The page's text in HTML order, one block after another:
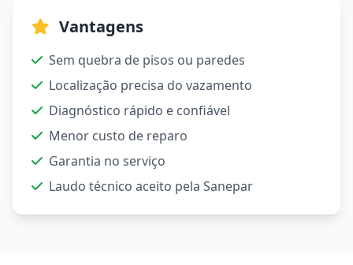
Vantagens
Sem quebra de pisos ou paredes
Localização precisa do vazamento
Diagnóstico rápido e confiável
Menor custo de reparo
Garantia no serviço
Laudo técnico aceito pela Sanepar